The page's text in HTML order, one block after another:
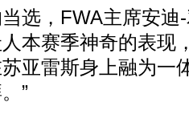
，FWA主席安迪-
本赛季神奇的表现
亚雷斯身上融为一
”